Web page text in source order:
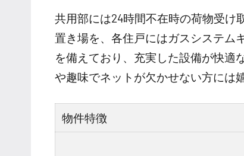
共用部には24時間不在時の荷物受け
置き場を、各住戸にはガスシステム
を備えており、充実した設備が快適
や趣味でネットが欠かせない方には
物件特徴